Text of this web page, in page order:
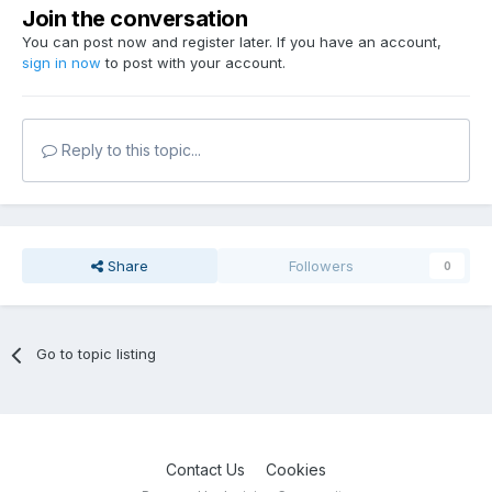
Join the conversation
You can post now and register later. If you have an account,
sign in now to post with your account.
Reply to this topic...
Share Followers 0
Go to topic listing
Contact Us Cookies